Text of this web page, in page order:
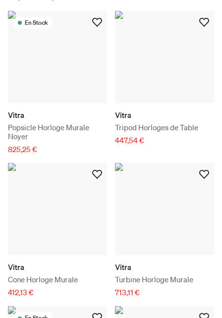
En Stock
Vitra
Popsicle Horloge Murale
Noyer
825,25 €
Vitra
Tripod Horloges de Table
447,54 €
Vitra
Cone Horloge Murale
412,13 €
Vitra
Turbine Horloge Murale
713,11 €